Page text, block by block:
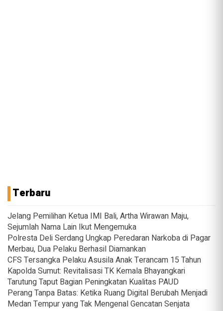
Terbaru
Jelang Pemilihan Ketua IMI Bali, Artha Wirawan Maju,
Sejumlah Nama Lain Ikut Mengemuka
Polresta Deli Serdang Ungkap Peredaran Narkoba di Pagar
Merbau, Dua Pelaku Berhasil Diamankan
CFS Tersangka Pelaku Asusila Anak Terancam 15 Tahun
Kapolda Sumut: Revitalisasi TK Kemala Bhayangkari
Tarutung Taput Bagian Peningkatan Kualitas PAUD
Perang Tanpa Batas: Ketika Ruang Digital Berubah Menjadi
Medan Tempur yang Tak Mengenal Gencatan Senjata